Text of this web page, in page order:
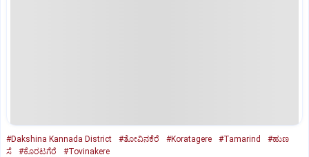
#Dakshina Kannada District #ತೋವಿನಕೆರೆ #Koratagere #Tamarind
#ಹುಣ
ಸೆ
#ಕೊರಟಗೆರೆ #Tovinakere